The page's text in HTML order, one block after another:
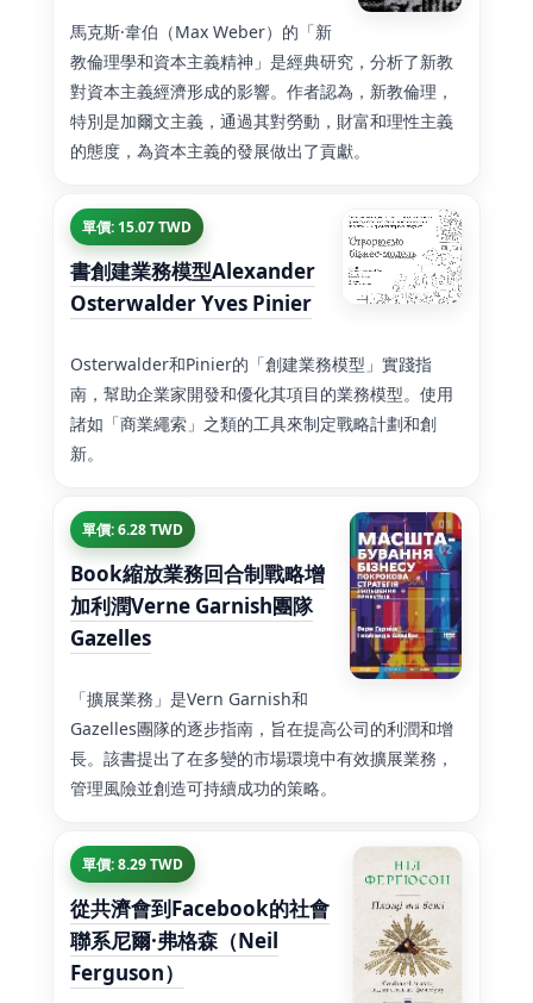
馬克斯·韋伯（Max Weber）的「新
教倫理學和資本主義精神」是經典研究，分析了新教
對資本主義經濟形成的影響。作者認為，新教倫理，
特別是加爾文主義，通過其對勞動，財富和理性主義
的態度，為資本主義的發展做出了貢獻。
單價: 15.07 TWD
書創建業務模型Alexander
Osterwalder Yves Pinier
Osterwalder和Pinier的「創建業務模型」實踐指
南，幫助企業家開發和優化其項目的業務模型。使用
諸如「商業繩索」之類的工具來制定戰略計劃和創
新。
單價: 6.28 TWD
Book縮放業務回合制戰略增
加利潤Verne Garnish團隊
Gazelles
「擴展業務」是Vern Garnish和
Gazelles團隊的逐步指南，旨在提高公司的利潤和增
長。該書提出了在多變的市場環境中有效擴展業務，
管理風險並創造可持續成功的策略。
單價: 8.29 TWD
從共濟會到Facebook的社會
聯系尼爾·弗格森（Neil
Ferguson）